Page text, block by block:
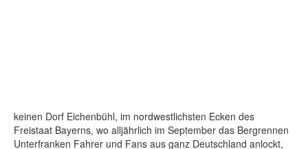
keinen Dorf Eichenbühl, im nordwestlichsten Ecken des
Freistaat Bayerns, wo alljährlich im September das Bergrennen
Unterfranken Fahrer und Fans aus ganz Deutschland anlockt,